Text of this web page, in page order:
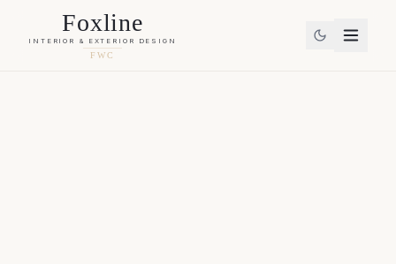
Foxline
INTERIOR & EXTERIOR DESIGN
FWC